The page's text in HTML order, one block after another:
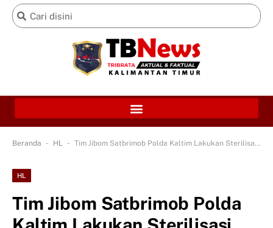
Beranda - HL - Tim Jibom Satbrimob Polda Kaltim Lakukan Sterilisasi Lokasi Kunjungan Menteri Kebudayaan Fadli Zon di Samarinda dan IKN
HL
Tim Jibom Satbrimob Polda